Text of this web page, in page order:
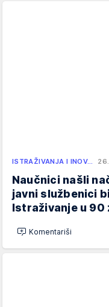
ISTRAŽIVANJA I INOV…
Naučnici našli
javni službenici
Istraživanje u 90
Komentariši